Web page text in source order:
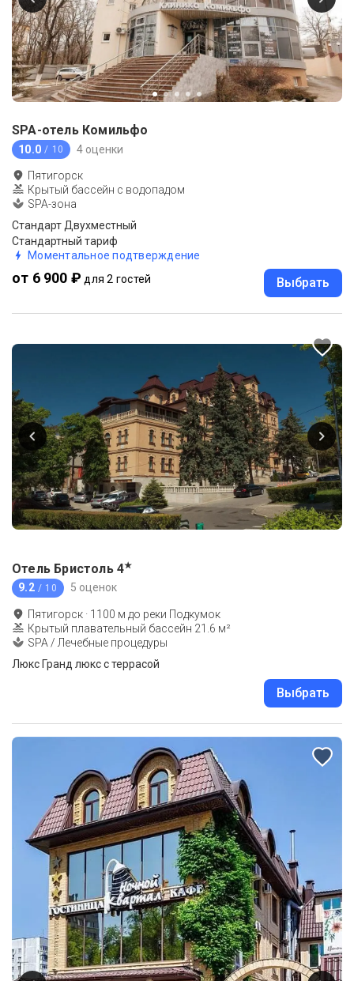
SPA-отель Комильфо
10.0 / 10 4 оценки
Пятигорск
Крытый бассейн с водопадом
SPA-зона
Стандарт Двухместный
Стандартный тариф
Моментальное подтверждение
от 6 900 ₽ для 2 гостей Выбрать
Отель Бристоль 4★
9.2 / 10 5 оценок
Пятигорск · 1100 м до реки Подкумок
Крытый плавательный бассейн 21.6 м²
SPA / Лечебные процедуры
Люкс Гранд люкс с террасой
Выбрать